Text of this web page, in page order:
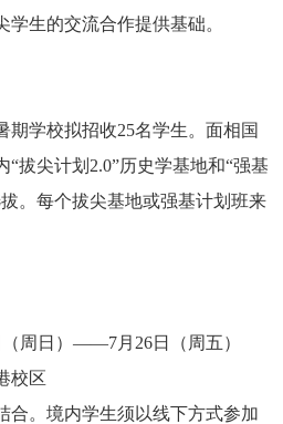
生的交流合作提供基础。
期学校拟招收25名学生。面相国
“拔尖计划 2.0”历史学基地和“强基
。每个拔尖基地或强基计划班来
（周日）——7月 26日（周五）
校区
合。境内学生须以线下方式参加